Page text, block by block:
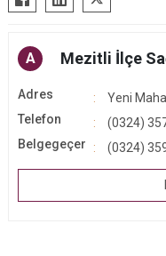
Aydıncık
Bozyazı
Çamlıyayla
Erdemli
Gülnar
A Mezitli İlçe
Adres
Yeni
Telefon
(0324)
Belgegeçer
(0324)